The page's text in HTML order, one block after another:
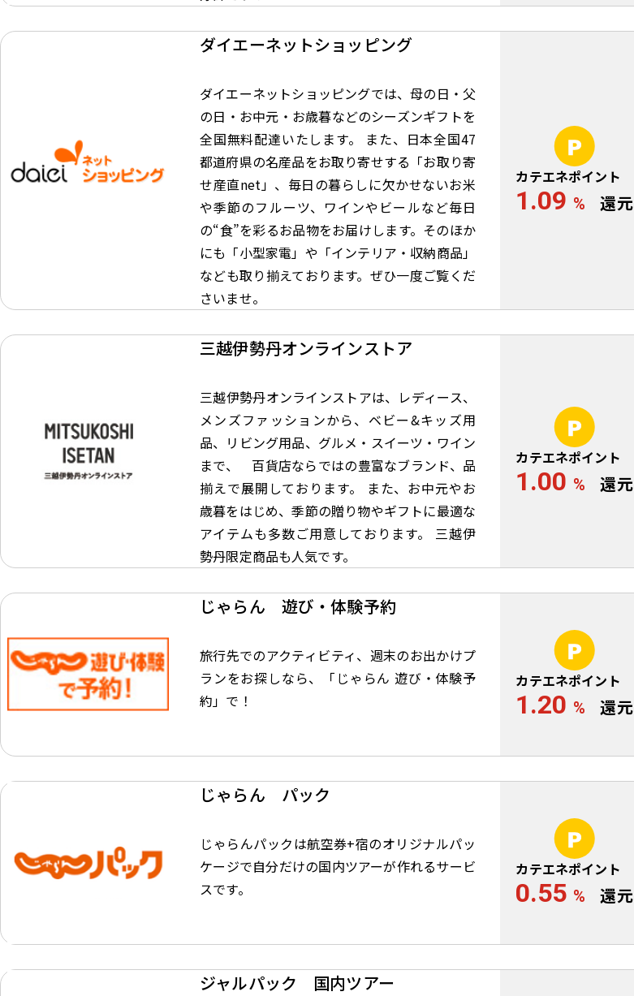
ダイエーネットショッピング
ダイエーネットショッピングでは、母の日・父
の日・お中元・お歳暮などのシーズンギフトを
全国無料配達いたします。 また、日本全国47
都道府県の名産品をお取り寄せする「お取り寄
せ産直net」、毎日の暮らしに欠かせないお米
や季節のフルーツ、ワインやビールなど毎日
の“食”を彩るお品物をお届けします。そのほか
にも「小型家電」や「インテリア・収納商品」
なども取り揃えております。ぜひ一度ご覧くだ
さいませ。
カテエネポイント
1.09 % 還元
三越伊勢丹オンラインストア
三越伊勢丹オンラインストアは、レディース、
メンズファッションから、ベビー&キッズ用
品、リビング用品、グルメ・スイーツ・ワイン
まで、 百貨店ならではの豊富なブランド、品
揃えで展開しております。 また、お中元やお
歳暮をはじめ、季節の贈り物やギフトに最適な
アイテムも多数ご用意しております。 三越伊
勢丹限定商品も人気です。
カテエネポイント
1.00 % 還元
じゃらん 遊び・体験予約
旅行先でのアクティビティ、週末のお出かけプ
ランをお探しなら、「じゃらん 遊び・体験予
約」で！
カテエネポイント
1.20 % 還元
じゃらん パック
じゃらんパックは航空券+宿のオリジナルパッ
ケージで自分だけの国内ツアーが作れるサービ
スです。
カテエネポイント
0.55 % 還元
ジャルパック 国内ツアー